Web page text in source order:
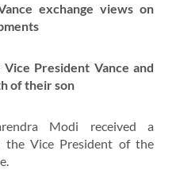
exchange views on
President Vance and
of their son
Modi received a
the Vice President of the